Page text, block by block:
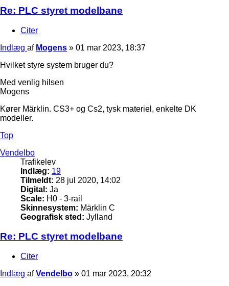
Re: PLC styret modelbane
Citer
Indlæg af Mogens » 01 mar 2023, 18:37
Hvilket styre system bruger du?
Med venlig hilsen
Mogens
Kører Märklin. CS3+ og Cs2, tysk materiel, enkelte DK
modeller.
Top
Vendelbo
Trafikelev
Indlæg: 19
Tilmeldt: 28 jul 2020, 14:02
Digital: Ja
Scale: H0 - 3-rail
Skinnesystem: Märklin C
Geografisk sted: Jylland
Re: PLC styret modelbane
Citer
Indlæg afVendelbo » 01 mar 2023, 20:32